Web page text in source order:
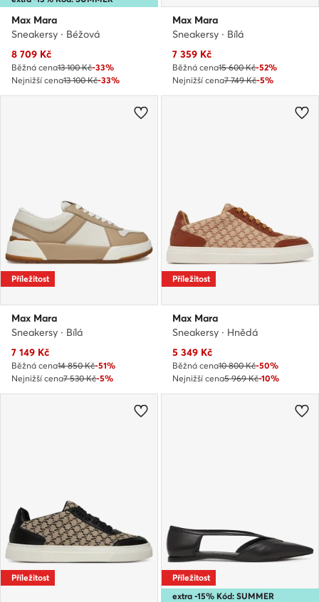
Max Mara
Sneakersy · Béžová
Aktuální cena
8 709 Kč
Běžná cena13 100 Kč-33%
Nejnižší cena13 100 Kč-33%
Max Mara
Sneakersy · Bílá
Aktuální cena
7 359 Kč
Běžná cena15 600 Kč-52%
Nejnižší cena7 749 Kč-5%
Příležitost
Max Mara
Sneakersy · Bílá
Aktuální cena
7 149 Kč
Běžná cena14 850 Kč-51%
Nejnižší cena7 530 Kč-5%
Příležitost
Max Mara
Sneakersy · Hnědá
Aktuální cena
5 349 Kč
Běžná cena10 800 Kč-50%
Nejnižší cena5 969 Kč-10%
Příležitost
extra -15% Kód: SUMMER
Příležitost